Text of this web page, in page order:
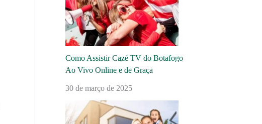
Como Assistir Cazé TV do Botafogo
Ao Vivo Online e de Graça
30 de março de 2025